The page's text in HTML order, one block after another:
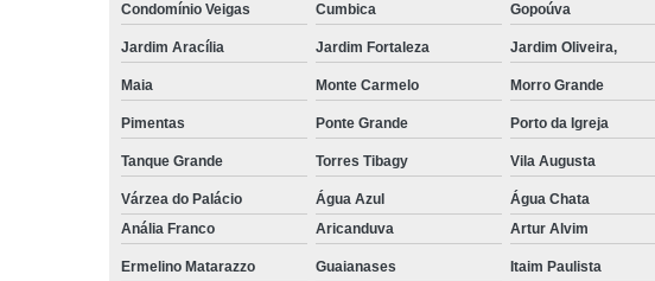
Condomínio Veigas Cumbica Gopoúva
Jardim Aracília Jardim Fortaleza Jardim Oliveira,
Maia Monte Carmelo Morro Grande
Pimentas Ponte Grande Porto da Igreja
Tanque Grande Torres Tibagy Vila Augusta
Várzea do Palácio Água Azul
Água Chata
Anália Franco
Aricanduva Artur Alvim
Ermelino Matarazzo Guaianases Itaim Paulista